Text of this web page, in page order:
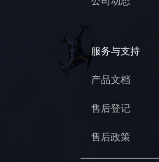
服务与支持
产品文档
售后登记
售后政策